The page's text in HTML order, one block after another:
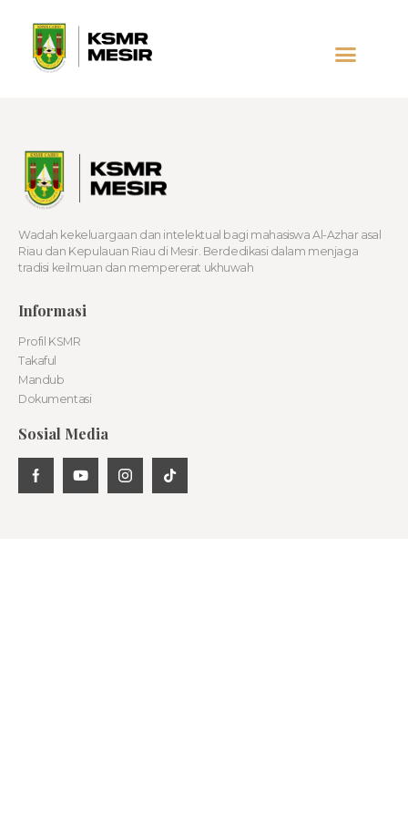
Wadah kekeluargaan dan intelektual bagi mahasiswa Al-Azhar asal
Riau dan Kepulauan Riau di Mesir. Berdedikasi dalam menjaga
tradisi keilmuan dan mempererat ukhuwah
Informasi
Profil KSMR
Takaful
Mandub
Dokumentasi
Sosial Media